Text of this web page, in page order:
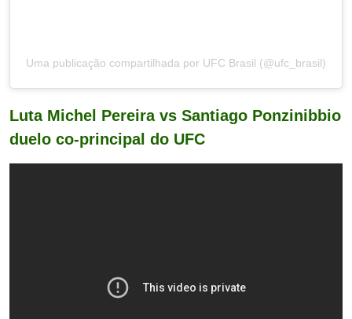
Uma publicação compartilhada por UFC Brasil (@ufc_brasil)
Luta Michel Pereira vs Santiago Ponzinibbio
duelo co-principal do UFC